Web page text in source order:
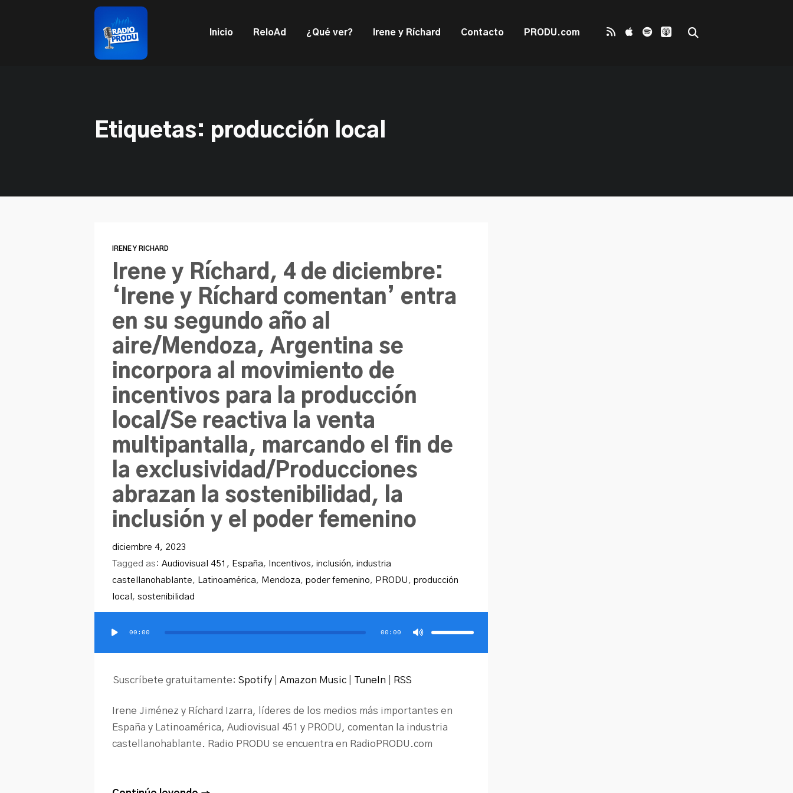
Inicio ReloAd ¿Qué ver? Irene y Ríchard Contacto PRODU.com
This is a placeholder for your sticky navigation bar. It should not be visible.
Etiquetas: producción local
IRENE Y RICHARD
Irene y Ríchard, 4 de diciembre:
‘Irene y Ríchard comentan’ entra
en su segundo año al
aire/Mendoza, Argentina se
incorpora al movimiento de
incentivos para la producción
local/Se reactiva la venta
multipantalla, marcando el fin de
la exclusividad/Producciones
abrazan la sostenibilidad, la
inclusión y el poder femenino
diciembre 4, 2023
Tagged as: Audiovisual 451 , España, Incentivos, inclusión, industria
castellanohablante, Latinoamérica, Mendoza, poder femenino, PRODU , producción
local , sostenibilidad
audio
00:00 00:00
Utiliza
de
para
Suscríbete gratuitamente: Spotify Amazon Music TuneIn RSS
Irene Jiménez y Ríchard Izarra, líderes de los medios más importantes en
España y Latinoamérica, Audiovisual 451 y PRODU, comentan la industria
castellanohablante. Radio PRODU se encuentra en RadioPRODU.com